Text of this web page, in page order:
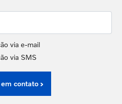
via e-mail
via SMS
contato